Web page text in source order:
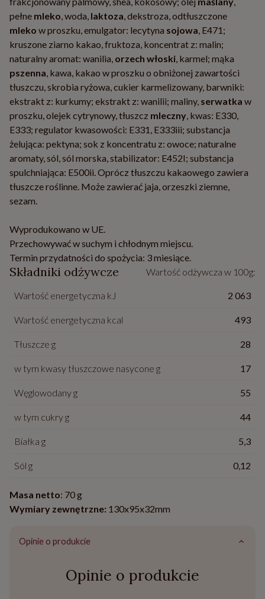
pełne mleko, woda, laktoza, dekstroza, odtłuszczone
mleko w proszku, emulgator: lecytyna sojowa, E471;
kruszone ziarno kakao, fruktoza, koncentrat z: malin;
naturalny aromat: wanilia, orzech włoski, karmel; mąka
pszenna, kawa, kakao w proszku o obniżonej zawartości
tłuszczu, skrobia ryżowa, cukier karmelizowany, barwniki:
ekstrakt z: kurkumy; ekstrakt z: wanilii; maliny, serwatka w
proszku, olejek cytrynowy, tłuszcz mleczny, kwas: E330,
E333; regulator kwasowości: E331, E333iii; substancja
żelująca: pektyna; sok z koncentratu z: owoce; naturalne
aromaty, sól, sól morska, stabilizator: E452I; substancja
spulchniająca: E500ii. Oprócz tłuszczu kakaowego zawiera
tłuszcze roślinne. Może zawierać jaja, orzeszki ziemne,
sezam.
Wyprodukowano w UE.
Przechowywać w suchym i chłodnym miejscu.
Termin przydatności do spożycia: 3 miesiące.
Składniki odżywcze Wartość odżywcza w 100g:
Wartość energetyczna kJ 2 063
Wartość energetyczna kcal 493
Tłuszcze g 28
w tym kwasy tłuszczowe nasycone g 17
Węglowodany g 55
w tym cukry g 44
Białka g 5,3
Sól g 0,12
Masa netto: 70 g
Wymiary zewnętrzne: 130x95x32mm
Opinie o produkcie
Opinie o produkcie